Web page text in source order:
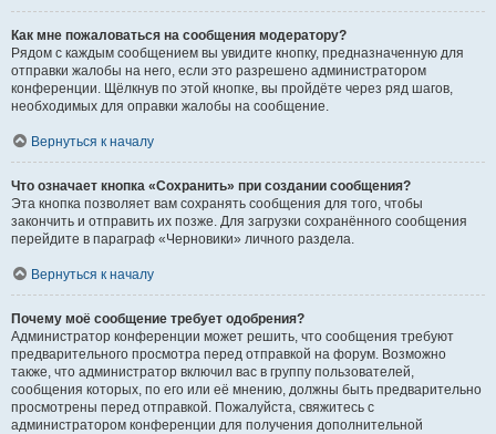
Как мне пожаловаться на сообщения модератору?
Рядом с каждым сообщением вы увидите кнопку, предназначенную для
отправки жалобы на него, если это разрешено администратором
конференции. Щёлкнув по этой кнопке, вы пройдёте через ряд шагов,
необходимых для оправки жалобы на сообщение.
Вернуться к началу
Что означает кнопка «Сохранить» при создании сообщения?
Эта кнопка позволяет вам сохранять сообщения для того, чтобы
закончить и отправить их позже. Для загрузки сохранённого сообщения
перейдите в параграф «Черновики» личного раздела.
Вернуться к началу
Почему моё сообщение требует одобрения?
Администратор конференции может решить, что сообщения требуют
предварительного просмотра перед отправкой на форум. Возможно
также, что администратор включил вас в группу пользователей,
сообщения которых, по его или её мнению, должны быть предварительно
просмотрены перед отправкой. Пожалуйста, свяжитесь с
администратором конференции для получения дополнительной